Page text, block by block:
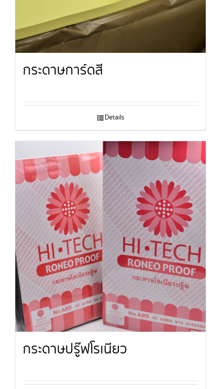
กระดาษการ์ดสี
Details
กระดาษปรู๊ฟโรเนียว